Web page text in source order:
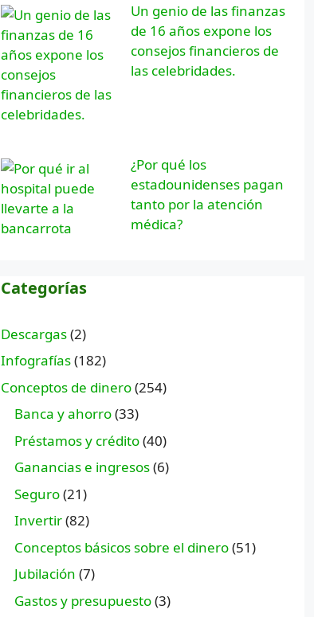
Un genio de las finanzas
de 16 años expone los
consejos financieros de
las celebridades.
¿Por qué los
estadounidenses pagan
tanto por la atención
médica?
Categorías
Descargas(2)
Infografías(182)
Conceptos de dinero(254)
Banca y ahorro(33)
Préstamos y crédito(40)
Ganancias e ingresos(6)
Seguro(21)
Invertir(82)
Conceptos básicos sobre el dinero(51)
Jubilación (7)
Gastos y presupuesto(3)